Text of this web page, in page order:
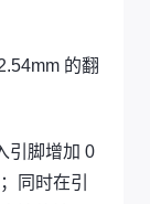
的翻
引脚增加 0
同时在引